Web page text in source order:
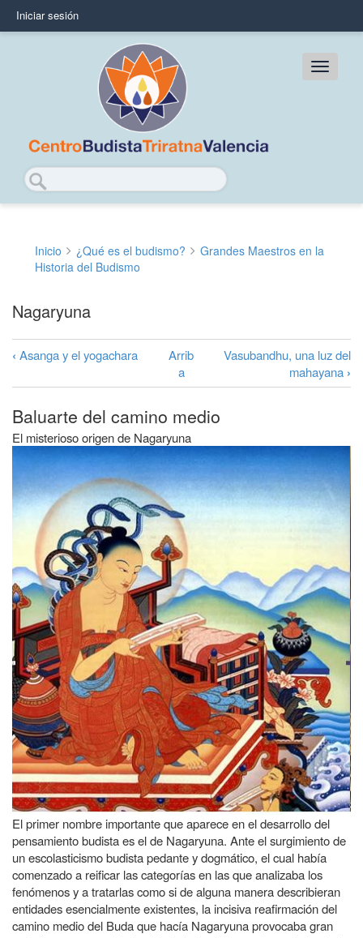
principal
User
Iniciar sesión
Main
Buscar
Sobrescribir
enlaces
de
ayuda
a
la
navegación
Inicio ¿Qué es el budismo?
Grandes Maestros en la
Historia del Budismo
Nagaryuna
Enlaces
transversales
de
Book
para
Nagaryuna
‹ Asanga y el yogachara
Arrib
a
Vasubandhu, una luz del
mahayana ›
Baluarte del camino medio
El misterioso origen de Nagaryuna
El primer nombre importante que aparece en el desarrollo del
pensamiento budista es el de Nagaryuna. Ante el surgimiento de
un escolasticismo budista pedante y dogmático, el cual había
comenzado a reificar las categorías en las que analizaba los
fenómenos y a tratarlas como si de alguna manera describieran
entidades esencialmente existentes, la incisiva reafirmación del
camino medio del Buda que hacía Nagaryuna provocaba gran